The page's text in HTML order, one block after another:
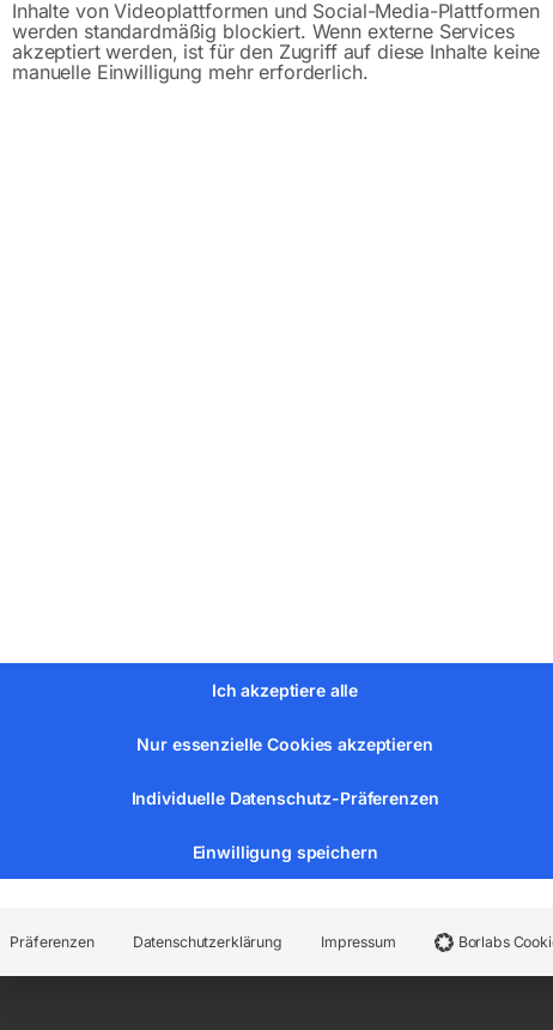
Beschreibung Produktsicherheit
SRWH 3000 LFH
geeignet für tiefer gelegte Fahrzeuge
für lange Rahmengestelle geeignet
Pumpvorgänge bis zur max. Hubhöhe
per Fußhebel oder Handhebel
für eine schonende Auflage, schützt Hebepunkt und
Kategorien: Werkstatttechnik
Inhalte von Videoplattformen und Social-Media-Plattformen
werden standardmäßig blockiert. Wenn externe Services
akzeptiert werden, ist für den Zugriff auf diese Inhalte keine
manuelle Einwilligung mehr erforderlich.
Ich akzeptiere alle
Nur essenzielle Cookies akzeptieren
Individuelle Datenschutz-Präferenzen
Einwilligung speichern
Präferenzen Datenschutzerklärung Impressum Borlabs